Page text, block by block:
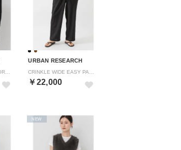
URBAN RESEARCH
￥22,000
NEW